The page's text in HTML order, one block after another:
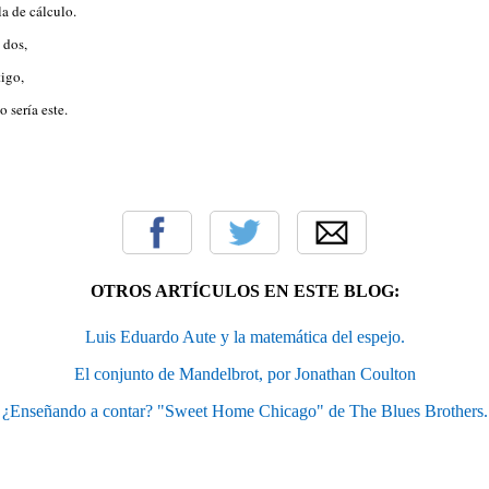
de cálculo.
sería este.
OTROS ARTÍCULOS EN ESTE BLOG:
Luis Eduardo Aute y la matemática del espejo.
El conjunto de Mandelbrot, por Jonathan Coulton
¿Enseñando a contar? "Sweet Home Chicago" de The Blues Brothers.